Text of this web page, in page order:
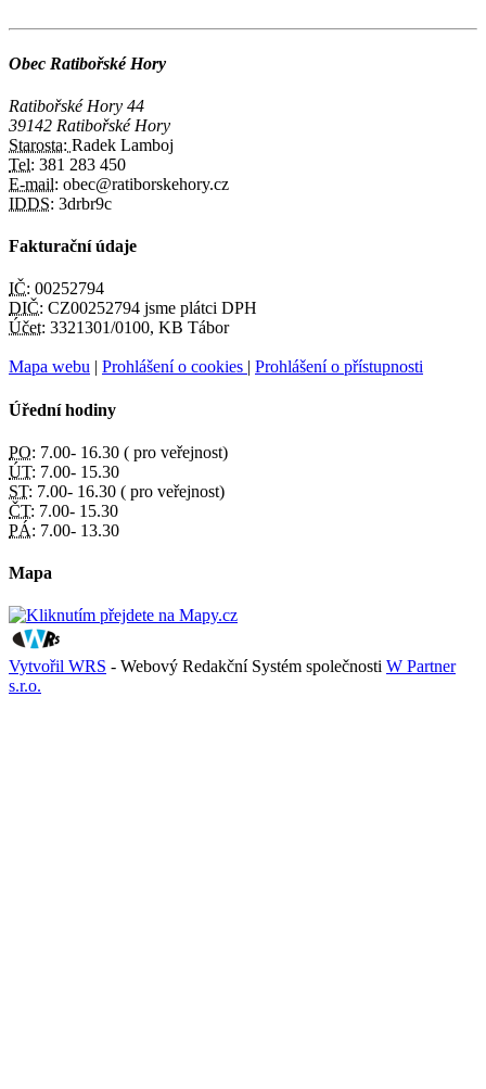
Obec Ratibořské Hory
Ratibořské Hory 44
39142 Ratibořské Hory
Starosta: Radek Lamboj
Tel: 381 283 450
E-mail: obec@ratiborskehory.cz
IDDS: 3drbr9c
Fakturační údaje
IČ: 00252794
DIČ: CZ00252794 jsme plátci DPH
Účet: 3321301/0100, KB Tábor
Mapa webu | Prohlášení o cookies | Prohlášení o přístupnosti
Úřední hodiny
PO: 7.00- 16.30 ( pro veřejnost)
ÚT: 7.00- 15.30
ST: 7.00- 16.30 ( pro veřejnost)
ČT: 7.00- 15.30
PÁ: 7.00- 13.30
Mapa
Vytvořil WRS - Webový Redakční Systém společnosti W Partner
s.r.o.